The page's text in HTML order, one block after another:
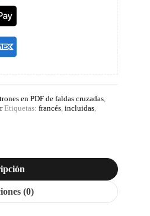
en PDF de faldas cruzadas
Etiquetas: francés incluidas
(0)